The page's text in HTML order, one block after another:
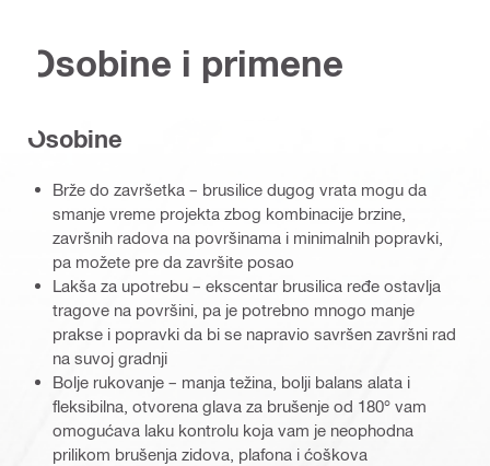
Osobine i primene
Osobine
Brže do završetka – brusilice dugog vrata mogu da
smanje vreme projekta zbog kombinacije brzine,
završnih radova na površinama i minimalnih popravki,
pa možete pre da završite posao
Lakša za upotrebu – ekscentar brusilica ređe ostavlja
tragove na površini, pa je potrebno mnogo manje
prakse i popravki da bi se napravio savršen završni rad
na suvoj gradnji
Bolje rukovanje – manja težina, bolji balans alata i
fleksibilna, otvorena glava za brušenje od 180° vam
omogućava laku kontrolu koja vam je neophodna
prilikom brušenja zidova, plafona i ćoškova